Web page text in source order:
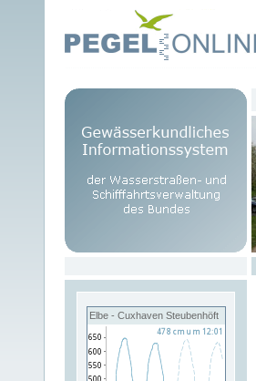
Elbe - Cuxhaven Steubenhöft